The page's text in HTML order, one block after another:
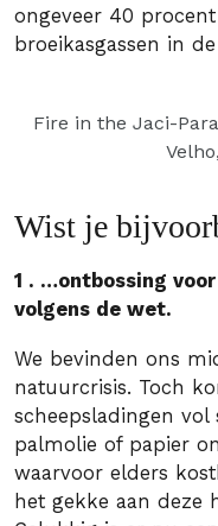
ongeveer 40
broeikasgassen in de
Fire in the Jaci-
Wist je
1 . …ontbossing
volgens de wet.
We bevinden ons
natuurcrisis. Toch
scheepsladingen vol
palmolie of papier
waarvoor elders
het gekke aan deze